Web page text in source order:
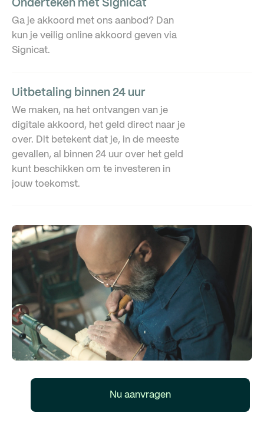
Onderteken met Signicat
Ga je akkoord met ons aanbod? Dan
kun je veilig online akkoord geven via
Signicat.
Uitbetaling binnen 24 uur
We maken, na het ontvangen van je
digitale akkoord, het geld direct naar je
over. Dit betekent dat je, in de meeste
gevallen, al binnen 24 uur over het geld
kunt beschikken om te investeren in
jouw toekomst.
Nu aanvragen